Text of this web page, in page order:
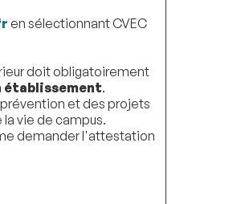
en sélectionnant CVEC
doit obligatoirement
établissement.
et des projets
vie de campus.
demander l'attestation